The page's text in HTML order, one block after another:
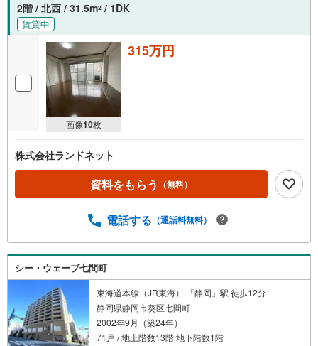
2階 / 北西 / 31.5m2 / 1DK
賃貸中
画像10枚
315万円
株式会社ランドネット
資料をもらう （無料）
電話する （通話料無料）
シー・ウェーブ七間町
東海道本線（JR東海） 「静岡」駅 徒歩12分
静岡県静岡市葵区七間町
2002年9月（築24年）
71戸 / 地上階数13階 地下階数1階